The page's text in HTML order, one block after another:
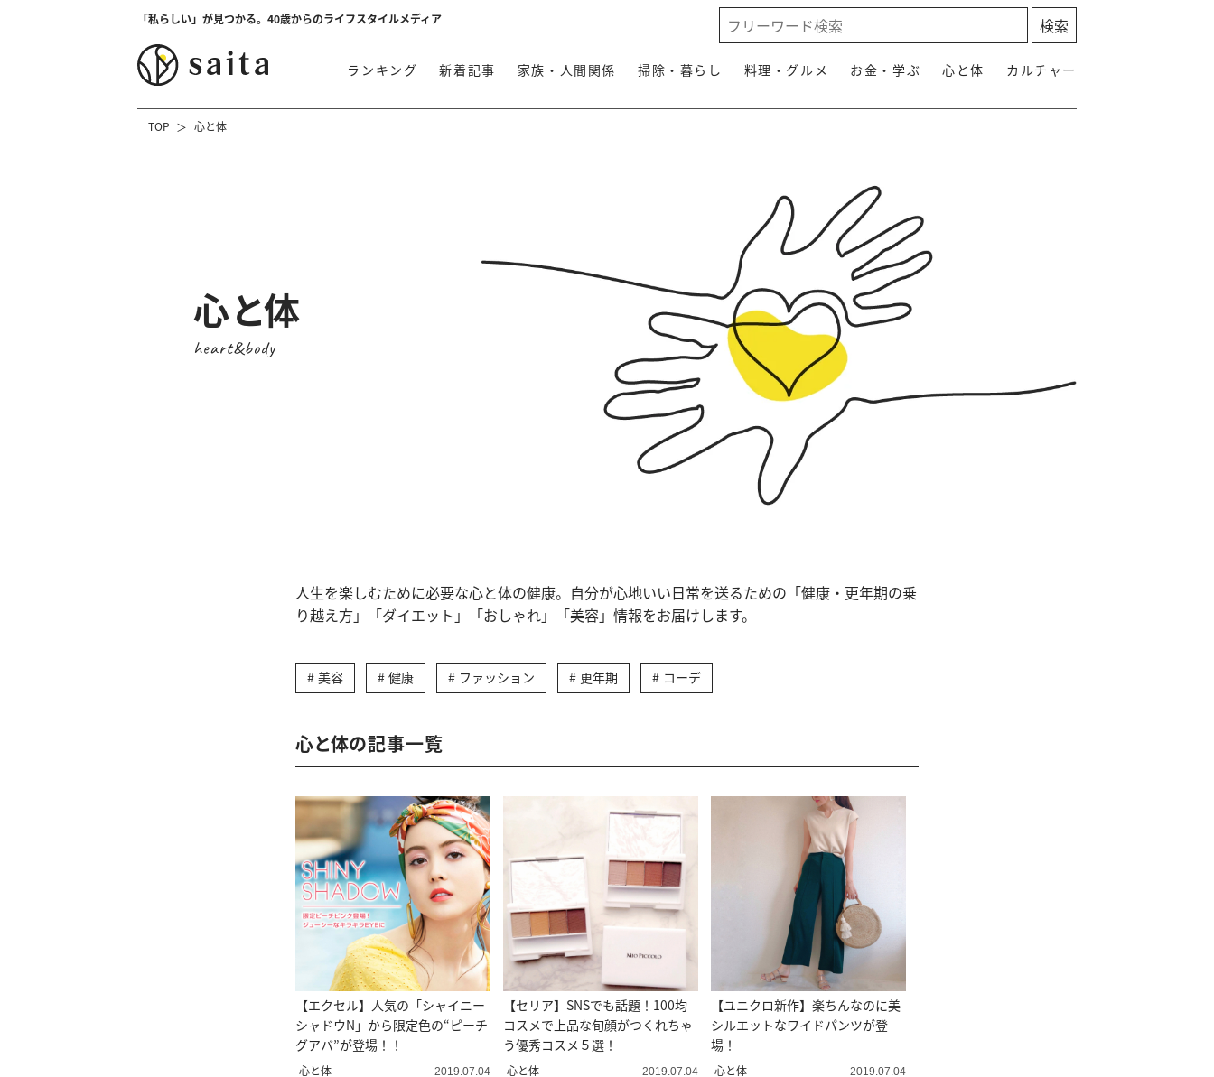
「私らしい」が見つかる。40歳からのライフスタイルメディア
ランキング 新着記事 家族・人間関係 掃除・暮らし 料理・グルメ お金・学ぶ 心と体 カルチャー
TOP 心と体
心と体
heart&body
人生を楽しむために必要な心と体の健康。自分が心地いい日常を送るための「健康・更年期の乗
り越え方」「ダイエット」「おしゃれ」「美容」情報をお届けします。
美容 健康 ファッション 更年期 コーデ
心と体の記事一覧
【エクセル】人気の「シャイニー
シャドウN」から限定色の“ピーチ
グアバ”が登場！！
心と体 2019.07.04
【セリア】SNSでも話題！100均
コスメで上品な旬顔がつくれちゃ
う優秀コスメ５選！
心と体 2019.07.04
【ユニクロ新作】楽ちんなのに美
シルエットなワイドパンツが登
場！
心と体 2019.07.04